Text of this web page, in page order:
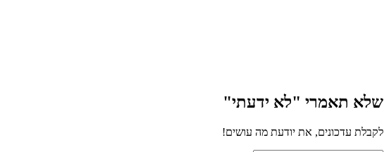
שלא תאמרי "לא ידעתי"
לקבלת עדכונים, את יודעת מה עושים!